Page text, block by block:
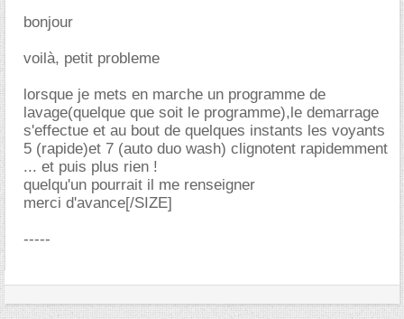
bonjour
voilà, petit probleme
lorsque je mets en marche un programme de
lavage(quelque que soit le programme),le demarrage
s'effectue et au bout de quelques instants les voyants
5 (rapide)et 7 (auto duo wash) clignotent rapidemment
... et puis plus rien !
quelqu'un pourrait il me renseigner
merci d'avance[/SIZE]
-----